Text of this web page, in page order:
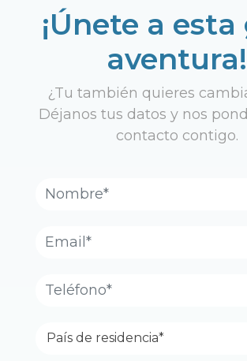
¡Únete a
aventura!
¿Tu también quieres
Déjanos tus datos y nos
contacto contigo.
País de residencia*